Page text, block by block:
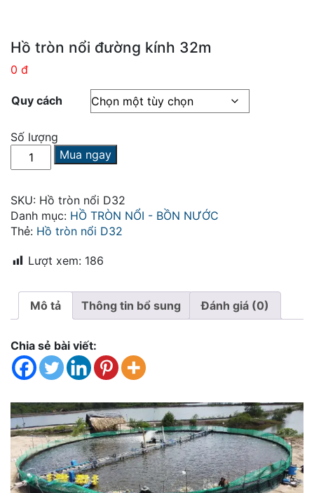
Hồ tròn nổi đường kính 32m
0 đ
Quy cách
Số lượng
tròn
đường
kính
32m
lượng
Mua ngay
SKU: Hồ tròn nổi D32
Danh mục: HỒ TRÒN NỔI - BỒN NƯỚC
Thẻ: Hồ tròn nổi D32
Lượt xem: 186
Mô tả Thông tin bổ sung Đánh giá (0)
Chia sẻ bài viết: